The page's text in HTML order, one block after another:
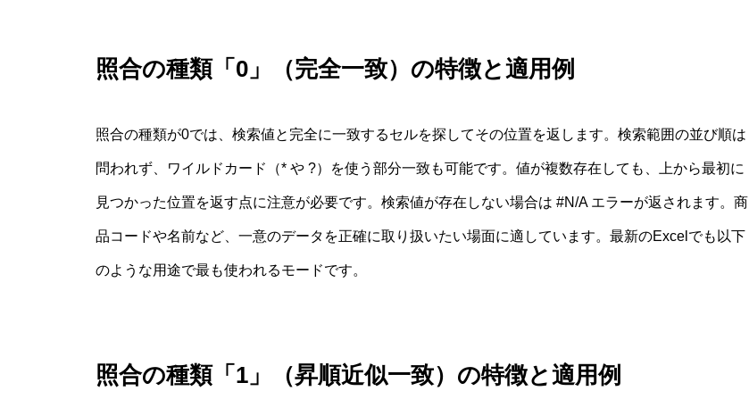
照合の種類「0」（完全一致）の特徴と適用例
照合の種類が0では、検索値と完全に一致するセルを探してその位置を返します。検索範囲の並び順は
問われず、ワイルドカード（* や ?）を使う部分一致も可能です。値が複数存在しても、上から最初に
見つかった位置を返す点に注意が必要です。検索値が存在しない場合は #N/A エラーが返されます。商
品コードや名前など、一意のデータを正確に取り扱いたい場面に適しています。最新のExcelでも以下
のような用途で最も使われるモードです。
照合の種類「1」（昇順近似一致）の特徴と適用例